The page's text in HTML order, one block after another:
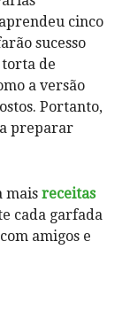
cinco
sucesso
torta de
a versão
Portanto,
preparar
mais receitas
cada garfada
amigos e